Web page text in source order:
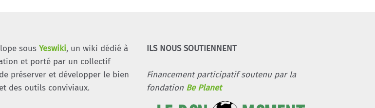
sous Yeswiki, un wiki dédié à
et porté par un collectif
préserver et développer le bien
des outils conviviaux.
ILS NOUS SOUTIENNENT
Financement participatif soutenu par la
fondation Be Planet